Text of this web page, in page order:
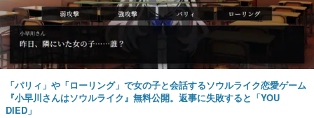
「パリィ」や「ローリング」で女の子と会話するソウルライク恋愛ゲーム
『小早川さんはソウルライク』無料公開。返事に失敗すると「YOU
DIED」